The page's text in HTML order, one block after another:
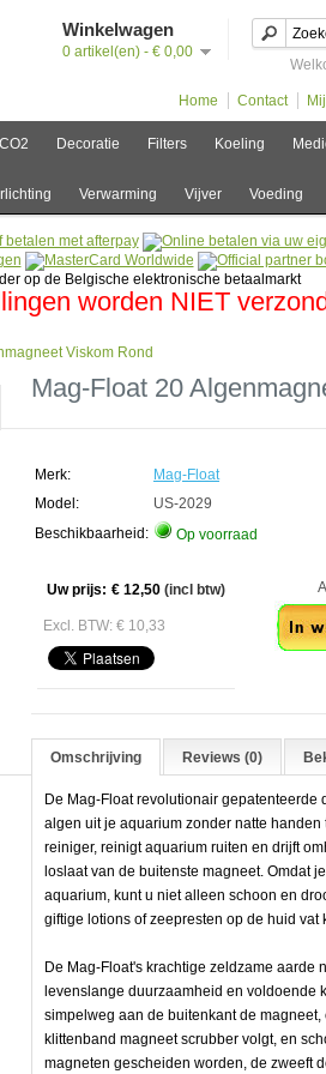
Winkelwagen
0 artikel(en) - € 0,00
Home Contact
CO2 Decoratie Filters Koeling
Verwarming Vijver Voeding
worden NIET
Viskom Rond
Mag-Float 20
Merk:
Mag-Float
Model:
US-2029
Beschikbaarheid:
Op voorraad
Uw prijs: € 12,50 (incl btw)
Excl. BTW: € 10,33
Omschrijving Reviews (0)
De Mag-Float revolutionair
algen uit je aquarium zonder natte
reiniger, reinigt aquarium ruiten en drijft
loslaat van de buitenste magneet. Omdat
aquarium, kunt u niet alleen schoon en
giftige lotions of zeepresten op de huid vat
De Mag-Float's krachtige zeldzame aarde
levenslange duurzaamheid en voldoende
simpelweg aan de buitenkant de
klittenband magneet scrubber volgt, en
magneten gescheiden worden, de zweeft